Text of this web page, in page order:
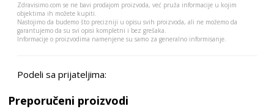
Zdravisimo.com se ne bavi prodajom proizvoda, već pruža informacije u kojim
objektima ih možete kupiti.
Nastojimo da budemo što precizniji u opisu svih proizvoda, ali ne možemo da
garantujemo da su svi opisi kompletni i bez grešaka.
Informacije o proizvodima namenjene su samo za generalno informisanje.
Podeli sa prijateljima:
Preporučeni proizvodi